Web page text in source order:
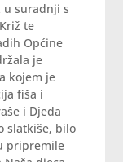
u suradnji s
te
Općine
je
kojem je
fiša i
i Djeda
slatkiše, bilo
pripremile